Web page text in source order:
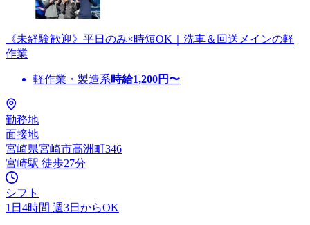
《未経験歓迎》平日のみ×時短OK｜洗車＆回送メインの軽
作業
軽作業・製造系時給1,200円〜
勤務地
面接地
宮崎県宮崎市高洲町346
宮崎駅 徒歩27分
シフト
1日4時間 週3日からOK